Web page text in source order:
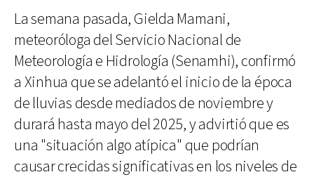
La semana pasada, Gielda Mamani,
meteoróloga del Servicio Nacional de
Meteorología e Hidrología (Senamhi), confirmó
a Xinhua que se adelantó el inicio de la época
de lluvias desde mediados de noviembre y
durará hasta mayo del 2025, y advirtió que es
una "situación algo atípica" que podrían
causar crecidas significativas en los niveles de